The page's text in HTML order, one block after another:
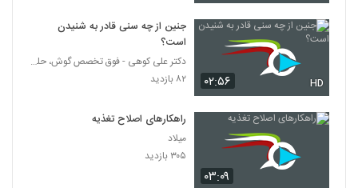
۰۲:۵۶ HD
جنین از چه سنی قادر به شنیدن
است؟
دکتر علی کوهی - فوق تخصص گوش، حلق و بینی
۸۲ بازدید
۰۳:۰۹
راهکارهای اصلاح تغذیه
میلاد
۳۰۵ بازدید